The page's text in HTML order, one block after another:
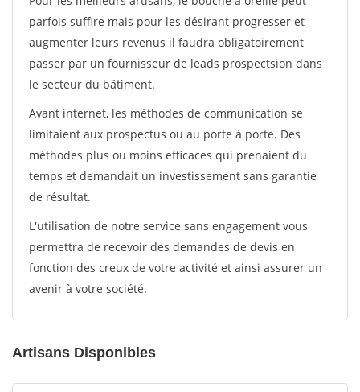
parfois suffire mais pour les désirant progresser et
augmenter leurs revenus il faudra obligatoirement
passer par un fournisseur de leads prospectsion dans
le secteur du bâtiment.
Avant internet, les méthodes de communication se
limitaient aux prospectus ou au porte à porte. Des
méthodes plus ou moins efficaces qui prenaient du
temps et demandait un investissement sans garantie
de résultat.
L'utilisation de notre service sans engagement vous
permettra de recevoir des demandes de devis en
fonction des creux de votre activité et ainsi assurer un
avenir à votre société.
Artisans Disponibles